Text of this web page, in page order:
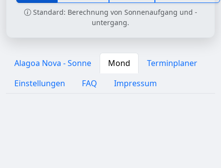
Standard: Berechnung von Sonnenaufgang und -
untergang.
Alagoa Nova - Sonne Mond
Terminplaner
Einstellungen
FAQ Impressum